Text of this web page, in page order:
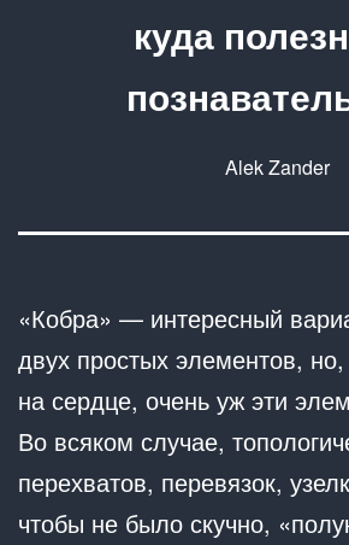
куда
Alek Zander
«Кобра» — интересный
двух простых элементов,
на сердце, очень уж эти
Во всяком случае,
перехватов, перевязок,
чтобы не было скучно,